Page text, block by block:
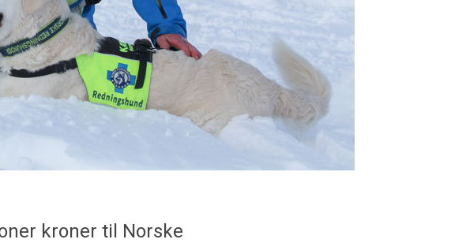
kroner til Norske